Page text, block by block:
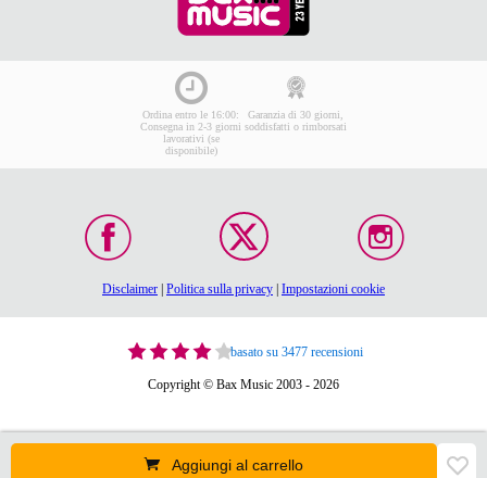
Aggiungi al carrello
Ordina entro le 16:00:
Consegna in 2-3 giorni
lavorativi (se
disponibile)
Garanzia di 30 giorni,
soddisfatti o rimborsati
Disclaimer | Politica sulla privacy | Impostazioni cookie
basato su 3477 recensioni
Copyright © Bax Music 2003 - 2026